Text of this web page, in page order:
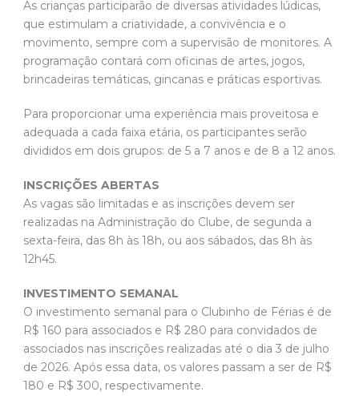
As crianças participarão de diversas atividades lúdicas,
que estimulam a criatividade, a convivência e o
movimento, sempre com a supervisão de monitores. A
programação contará com oficinas de artes, jogos,
brincadeiras temáticas, gincanas e práticas esportivas.
Para proporcionar uma experiência mais proveitosa e
adequada a cada faixa etária, os participantes serão
divididos em dois grupos: de 5 a 7 anos e de 8 a 12 anos.
INSCRIÇÕES ABERTAS
As vagas são limitadas e as inscrições devem ser
realizadas na Administração do Clube, de segunda a
sexta-feira, das 8h às 18h, ou aos sábados, das 8h às
12h45.
INVESTIMENTO SEMANAL
O investimento semanal para o Clubinho de Férias é de
R$ 160 para associados e R$ 280 para convidados de
associados nas inscrições realizadas até o dia 3 de julho
de 2026. Após essa data, os valores passam a ser de R$
180 e R$ 300, respectivamente.